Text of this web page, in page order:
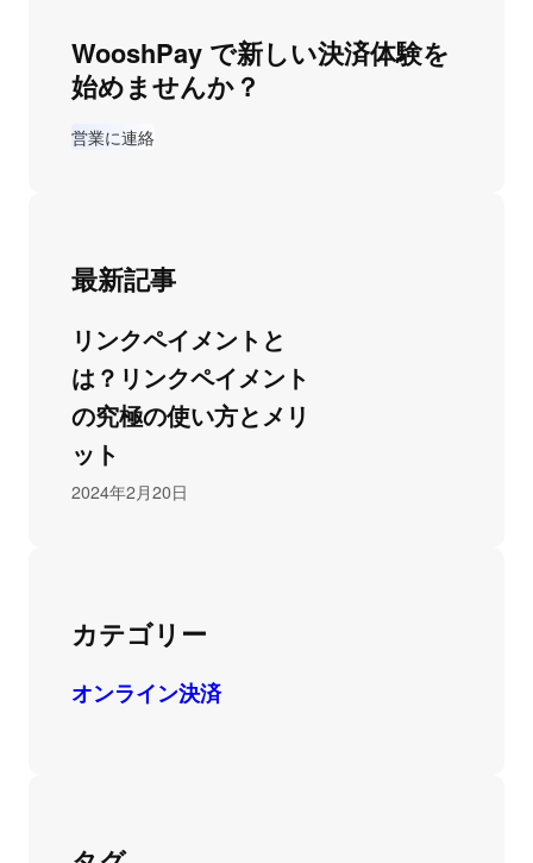
WooshPay で新しい決済体験を
始めませんか？
営業に連絡
最新記事
リンクペイメントと
は？リンクペイメント
の究極の使い方とメリ
ット
2024年2月20日
カテゴリー
オンライン決済